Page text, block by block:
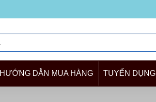
HƯỚNG DẪN MUA HÀNG TUYỂN DỤNG